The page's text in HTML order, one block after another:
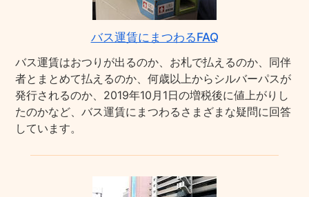
バス運賃にまつわるFAQ
バス運賃はおつりが出るのか、お札で払えるのか、同伴
者とまとめて払えるのか、何歳以上からシルバーパスが
発行されるのか、2019年10月1日の増税後に値上がりし
たのかなど、バス運賃にまつわるさまざまな疑問に回答
しています。